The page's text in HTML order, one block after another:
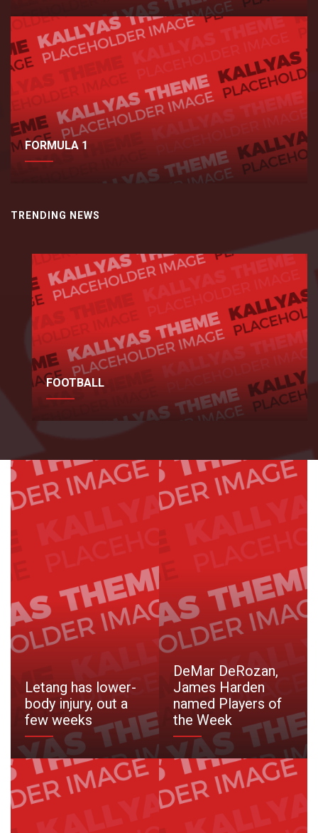
FORMULA 1
TRENDING NEWS
FOOTBALL
Letang has lower-
body injury, out a
few weeks
DeMar DeRozan,
James Harden
named Players of
the Week